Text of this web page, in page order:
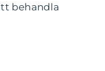
behandla